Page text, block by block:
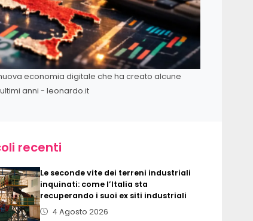
economia digitale che ha creato alcune
anni - leonardo.it
recenti
Le seconde vite dei terreni industriali
inquinati: come l’Italia sta
recuperando i suoi ex siti industriali
4 Agosto 2026